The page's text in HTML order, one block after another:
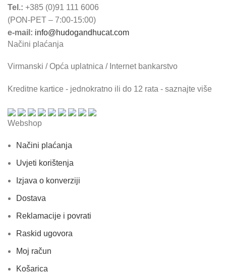
Tel.: +385 (0)91 111 6006
(PON-PET – 7:00-15:00)
e-mail: info@hudogandhucat.com
Načini plaćanja
Virmanski / Opća uplatnica / Internet bankarstvo
Kreditne kartice - jednokratno ili do 12 rata - saznajte više
Webshop
Načini plaćanja
Uvjeti korištenja
Izjava o konverziji
Dostava
Reklamacije i povrati
Raskid ugovora
Moj račun
Košarica